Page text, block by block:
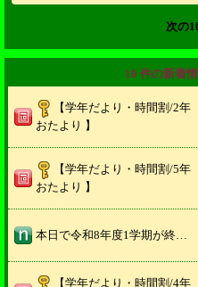
次の
10 件の新着
【学年だより・時間割/2年
おたより 】
【学年だより・時間割/5年
おたより 】
本日で令和8年度1学期が終了いたしました。子どもたちは、本校の子どもの目標「きのうより いい顔 いい声 いい動き」のごとく、毎日の学習や生活、行事を次の活動の原動力とし、経験を積み重ねるごとに心身ともに大きく成長してきました。夏休み中も安心安全にすごし、2学期始業式には、元気な顔で登校してくることを願っております。 大きな事故なく過ごすことができましたのも、保護者の皆様、地域の皆様のおかげと感謝しております。ありがとうございました。暑い日が続きますので、皆様お身体ご自愛ください。
【学年だより・時間割/4年